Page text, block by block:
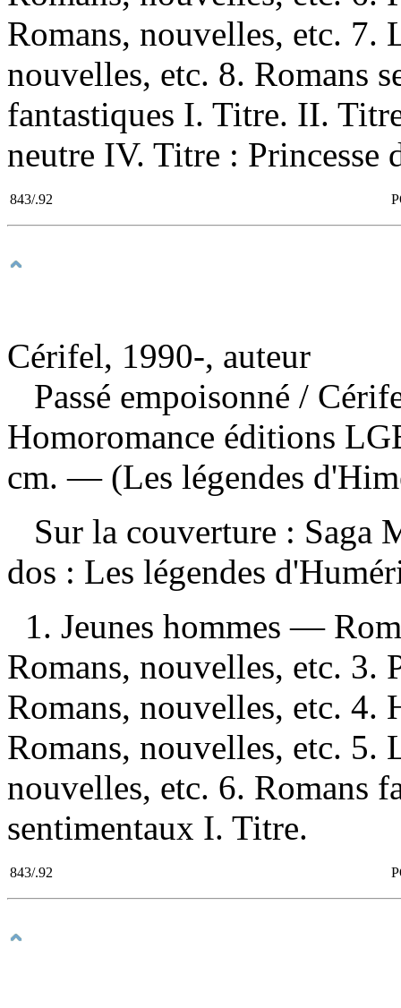
Romans, nouvelles, etc.
nouvelles, etc. 8. Romans
fantastiques I. Titre. II.
neutre IV. Titre : Princesse
843/.92
Cérifel, 1990-, auteur
Passé empoisonné /
Homoromance éditions
cm. — (Les légendes
Sur la couverture :
dos : Les légendes
1. Jeunes hommes —
Romans, nouvelles, etc.
Romans, nouvelles, etc.
Romans, nouvelles, etc.
nouvelles, etc. 6. Romans
sentimentaux I. Titre.
843/.92